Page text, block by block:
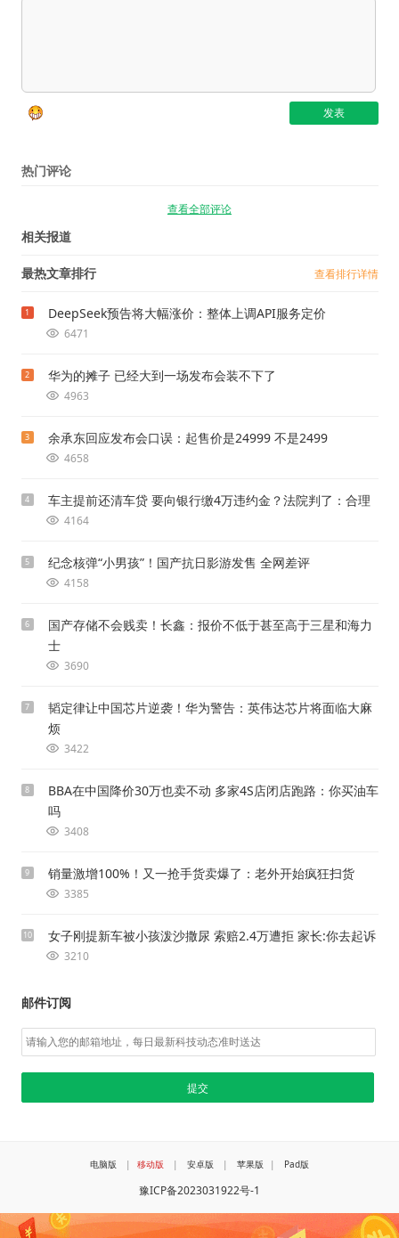
热门评论
查看全部评论
相关报道
最热文章排行 查看排行详情
1 DeepSeek预告将大幅涨价：整体上调API服务定价
6471
2 华为的摊子 已经大到一场发布会装不下了
4963
3 余承东回应发布会口误：起售价是24999 不是2499
4658
4 车主提前还清车贷 要向银行缴4万违约金？法院判了：合理
4164
5 纪念核弹“小男孩”！国产抗日影游发售 全网差评
4158
6
国产存储不会贱卖！长鑫：报价不低于甚至高于三星和海力
士
3690
7
韬定律让中国芯片逆袭！华为警告：英伟达芯片将面临大麻
烦
3422
8
BBA在中国降价30万也卖不动 多家4S店闭店跑路：你买油车
吗
3408
9 销量激增100%！又一抢手货卖爆了：老外开始疯狂扫货
3385
10 女子刚提新车被小孩泼沙撒尿 索赔2.4万遭拒 家长:你去起诉
3210
邮件订阅
电脑版 | 移动版 | 安卓版 | 苹果版 | Pad版
豫ICP备2023031922号-1